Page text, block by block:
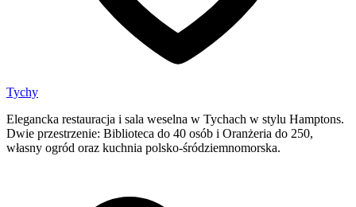
Tychy
Elegancka restauracja i sala weselna w Tychach w stylu Hamptons.
Dwie przestrzenie: Biblioteca do 40 osób i Oranżeria do 250,
własny ogród oraz kuchnia polsko-śródziemnomorska.